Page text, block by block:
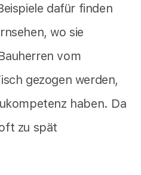
dafür finden
wo sie
vom
gezogen werden,
haben. Da
zu spät